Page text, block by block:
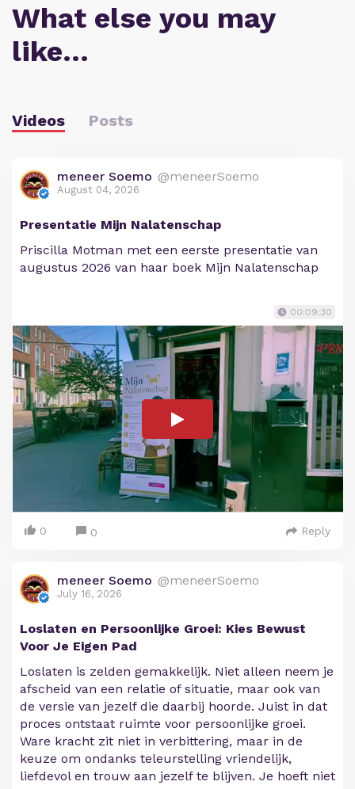
What else you may
like…
Videos Posts
meneer Soemo @meneerSoemo
August 04, 2026
Presentatie Mijn Nalatenschap
Priscilla Motman met een eerste presentatie van
augustus 2026 van haar boek Mijn Nalatenschap
00:09:30
0 0 Reply
meneer Soemo @meneerSoemo
July 16, 2026
Loslaten en Persoonlijke Groei: Kies Bewust
Voor Je Eigen Pad
Loslaten is zelden gemakkelijk. Niet alleen neem je
afscheid van een relatie of situatie, maar ook van
de versie van jezelf die daarbij hoorde. Juist in dat
proces ontstaat ruimte voor persoonlijke groei.
Ware kracht zit niet in verbittering, maar in de
keuze om ondanks teleurstelling vriendelijk,
liefdevol en trouw aan jezelf te blijven. Je hoeft niet